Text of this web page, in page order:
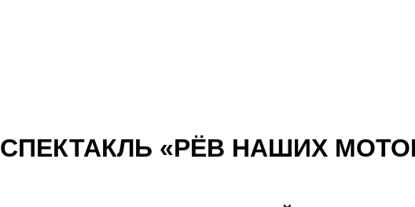
СПЕКТАКЛЬ «РЁВ НАШИХ